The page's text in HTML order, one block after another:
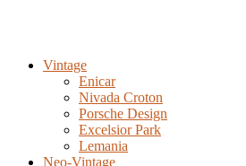
Vintage
Enicar
Nivada Croton
Porsche Design
Excelsior Park
Lemania
Neo-Vintage